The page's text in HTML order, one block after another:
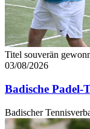
Titel souverän
03/08/2026
Badische Padel-
Badischer